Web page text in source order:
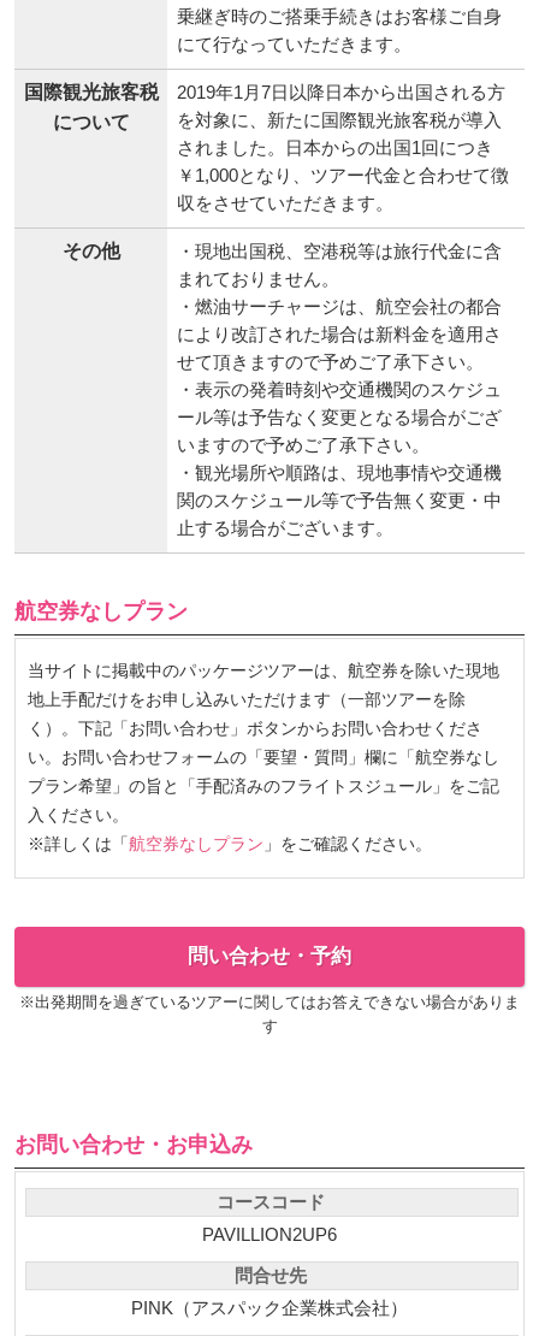
乗継ぎ時のご搭乗手続きはお客様ご自身
にて行なっていただきます。
国際観光旅客税
について
2019年1月7日以降日本から出国される方
を対象に、新たに国際観光旅客税が導入
されました。日本からの出国1回につき
￥1,000となり、ツアー代金と合わせて徴
収をさせていただきます。
その他
・現地出国税、空港税等は旅行代金に含
まれておりません。
・燃油サーチャージは、航空会社の都合
により改訂された場合は新料金を適用さ
せて頂きますので予めご了承下さい。
・表示の発着時刻や交通機関のスケジュ
ール等は予告なく変更となる場合がござ
いますので予めご了承下さい。
・観光場所や順路は、現地事情や交通機
関のスケジュール等で予告無く変更・中
止する場合がございます。
航空券なしプラン
当サイトに掲載中のパッケージツアーは、航空券を除いた現地
地上手配だけをお申し込みいただけます（一部ツアーを除
く）。下記「お問い合わせ」ボタンからお問い合わせくださ
い。お問い合わせフォームの「要望・質問」欄に「航空券なし
プラン希望」の旨と「手配済みのフライトスジュール」をご記
入ください。
※詳しくは「航空券なしプラン 」をご確認ください。
問い合わせ・予約
※出発期間を過ぎているツアーに関してはお答えできない場合がありま
す
お問い合わせ・お申込み
コースコード
PAVILLION2UP6
問合せ先
PINK（アスパック企業株式会社）